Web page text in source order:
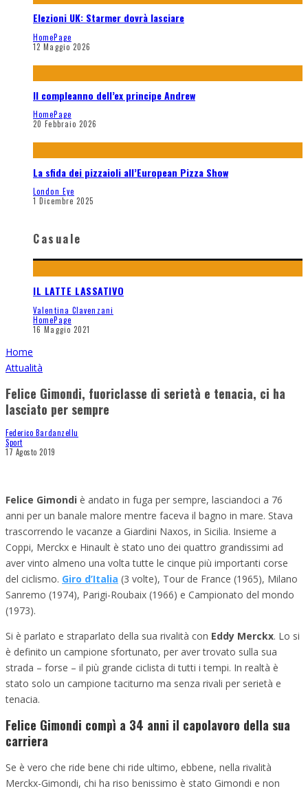
Elezioni UK: Starmer dovrà lasciare
HomePage
12 Maggio 2026
Il compleanno dell’ex principe Andrew
HomePage
20 Febbraio 2026
La sfida dei pizzaioli all’European Pizza Show
London Eye
1 Dicembre 2025
Casuale
IL LATTE LASSATIVO
Valentina Clavenzani
HomePage
16 Maggio 2021
Home
Attualità
Felice Gimondi, fuoriclasse di serietà e tenacia, ci ha
lasciato per sempre
Federico Bardanzellu
Sport
17 Agosto 2019
Felice Gimondi è andato in fuga per sempre, lasciandoci a 76
anni per un banale malore mentre faceva il bagno in mare. Stava
trascorrendo le vacanze a Giardini Naxos, in Sicilia. Insieme a
Coppi, Merckx e Hinault è stato uno dei quattro grandissimi ad
aver vinto almeno una volta tutte le cinque più importanti corse
del ciclismo. Giro d’Italia (3 volte), Tour de France (1965), Milano
Sanremo (1974), Parigi-Roubaix (1966) e Campionato del mondo
(1973).
Si è parlato e straparlato della sua rivalità con Eddy Merckx. Lo si
è definito un campione sfortunato, per aver trovato sulla sua
strada – forse – il più grande ciclista di tutti i tempi. In realtà è
stato solo un campione taciturno ma senza rivali per serietà e
tenacia.
Felice Gimondi compì a 34 anni il capolavoro della sua
carriera
Se è vero che ride bene chi ride ultimo, ebbene, nella rivalità
Merckx-Gimondi, chi ha riso benissimo è stato Gimondi e non